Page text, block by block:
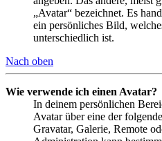
„Avatar“ bezeichnet. Es
ein persönliches Bild,
unterschiedlich ist.
Nach oben
Wie verwende ich einen Avatar?
In deinem persönlichen
Avatar über eine der
Gravatar, Galerie, Remote